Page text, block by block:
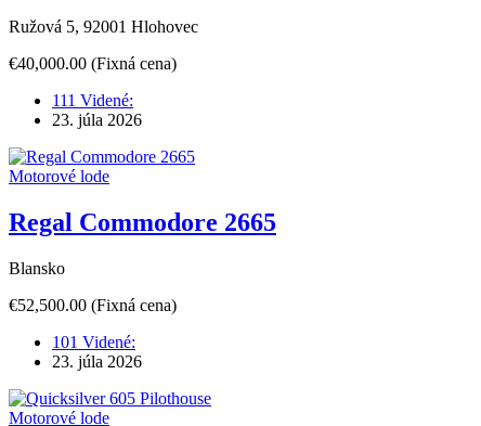
Ružová 5, 92001 Hlohovec
€40,000.00 (Fixná cena)
111 Videné:
23. júla 2026
Motorové lode
Regal Commodore 2665
Blansko
€52,500.00 (Fixná cena)
101 Videné:
23. júla 2026
Motorové lode